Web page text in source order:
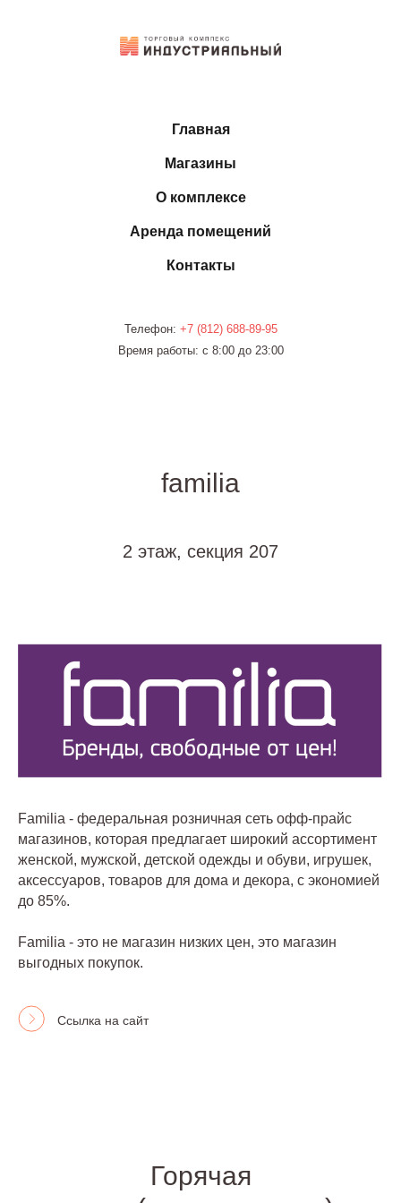
Главная
Магазины
О комплексе
Аренда помещений
Контакты
Телефон: +7 (812) 688-89-95
Время работы: с 8:00 до 23:00
familia
2 этаж, секция 207
Familia - федеральная розничная сеть офф-прайс
магазинов, которая предлагает широкий ассортимент
женской, мужской, детской одежды и обуви, игрушек,
аксессуаров, товаров для дома и декора, с экономией
до 85%.
Familia - это не магазин низких цен, это магазин
выгодных покупок.
Ссылка на сайт
Горячая